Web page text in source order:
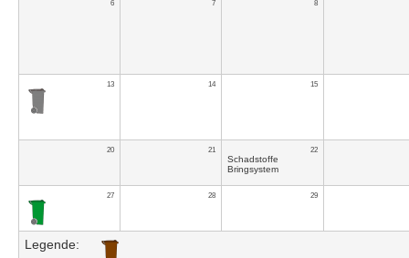
6 7 8
13 14 15
20 21 22
Schadstoffe
Bringsystem
27 28 29
Legende: